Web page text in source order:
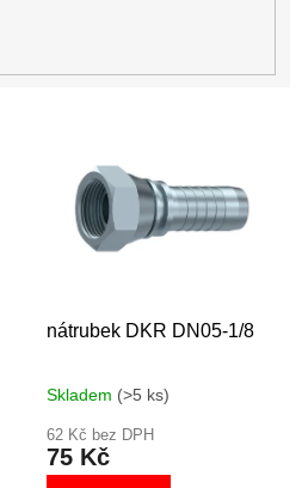
nátrubek DKR DN05-1/8
Skladem (>5 ks)
62 Kč bez DPH
75 Kč